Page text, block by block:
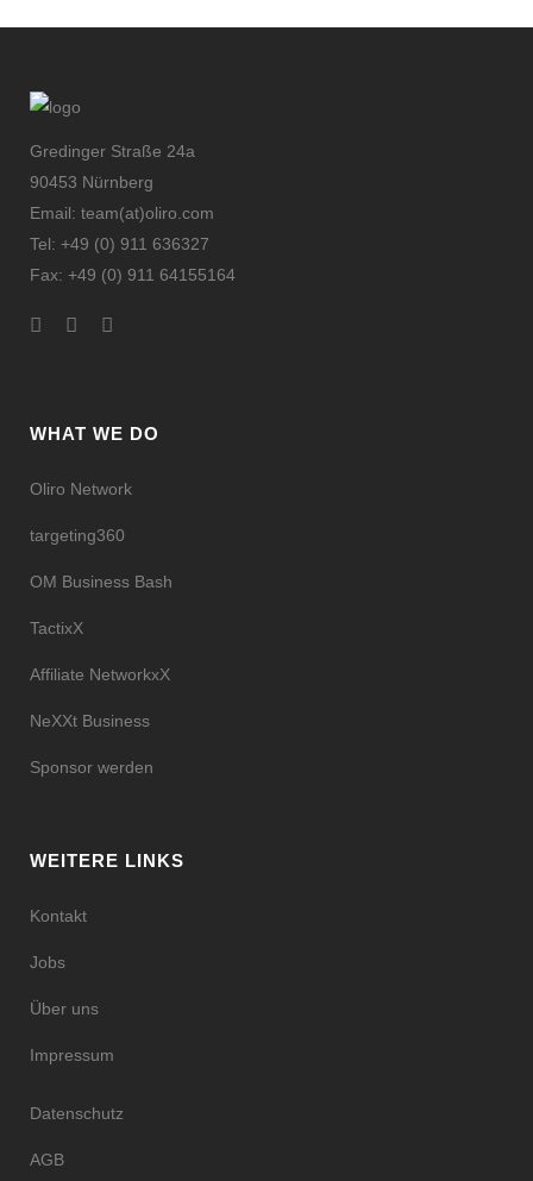
Gredinger Straße 24a
90453 Nürnberg
Email: team(at)oliro.com
Tel: +49 (0) 911 636327
Fax: +49 (0) 911 64155164
WHAT WE DO
Oliro Network
targeting360
OM Business Bash
TactixX
Affiliate NetworkxX
NeXXt Business
Sponsor werden
WEITERE LINKS
Kontakt
Jobs
Über uns
Impressum
Datenschutz
AGB